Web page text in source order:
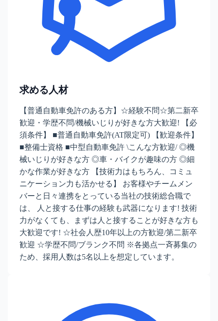
求める人材
【普通自動車免許のある方】☆経験不問☆第二新卒
歓迎・学歴不問/機械いじりが好きな方大歓迎! 【必
須条件】 ■普通自動車免許(AT限定可) 【歓迎条件】
■整備士資格 ■中型自動車免許 \こんな方歓迎/ ◎機
械いじりが好きな方 ◎車・バイクが趣味の方 ◎細
かな作業が好きな方 【技術力はもちろん、コミュ
ニケーション力も活かせる】 お客様やチームメン
バーと日々連携をとっている当社の技術総合職で
は、 人と接する仕事の経験も武器になります! 技術
力がなくても、まずは人と接することが好きな方も
大歓迎です! ☆社会人歴10年以上の方歓迎/第二新卒
歓迎 ☆学歴不問/ブランク不問 ※各拠点一斉募集の
ため、採用人数は5名以上を想定しています。